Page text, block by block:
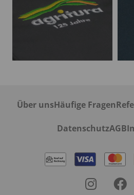
Über unsHäufige Fragen
DatenschutzAGB